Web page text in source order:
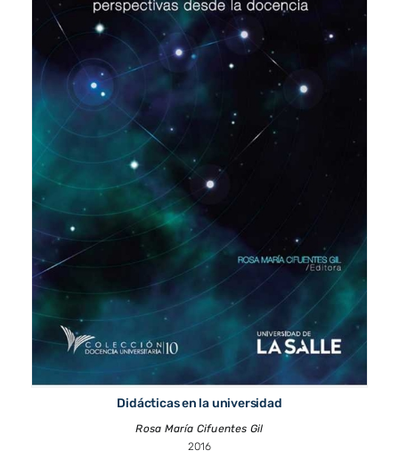
Didácticas en la universidad
Rosa María Cifuentes Gil
2016